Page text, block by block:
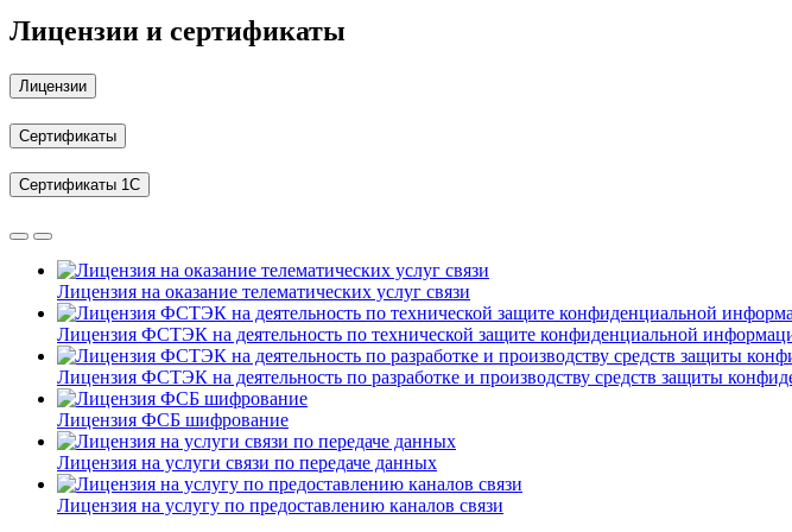
Лицензии и сертификаты
Лицензии
Сертификаты
Сертификаты 1С
Лицензия на оказание телематических услуг связи
Лицензия ФСТЭК на деятельность по технической защите конфиденциальной
Лицензия ФСТЭК на деятельность по разработке и производству средств защиты
Лицензия ФСБ шифрование
Лицензия на услуги связи по передаче данных
Лицензия на услугу по предоставлению каналов связи